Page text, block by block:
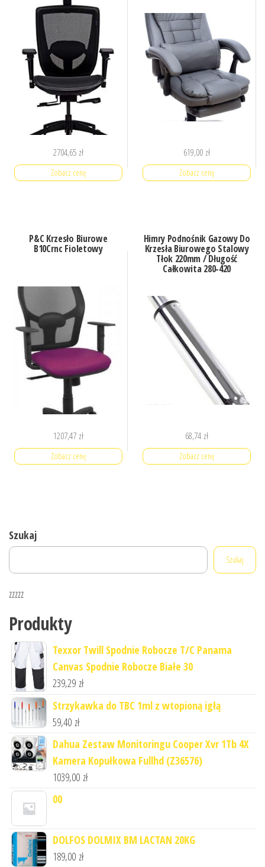
2704,65 zł
Zobacz cenę
619,00 zł
Zobacz cenę
P&C Krzesło Biurowe
B10Crnc Fioletowy
1207,47 zł
Zobacz cenę
Himry Podnośnik Gazowy Do
Krzesła Biurowego Stalowy
Tłok 220mm / Długość
Całkowita 280-420
68,74 zł
Zobacz cenę
Szukaj
Szukaj
zzzzz
Produkty
Texxor Twill Spodnie Robocze T/C Panama
Canvas Spodnie Robocze Białe 30
239,29 zł
Strzykawka do TBC 1ml z wtopioną igłą
59,40 zł
Dahua Zestaw Monitoringu Cooper Xvr 1Tb 4X
Kamera Kopułkowa Fullhd (Z36576)
1039,00 zł
00
DOLFOS DOLMIX BM LACTAN 20KG
189,00 zł